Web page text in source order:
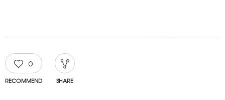
0
RECOMMEND SHARE